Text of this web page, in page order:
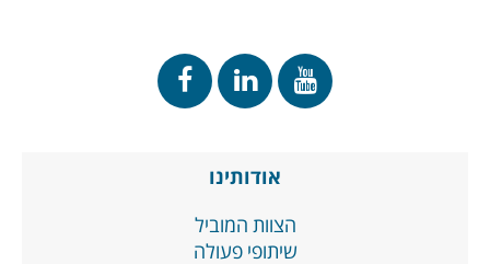
אודותינו
הצוות המוביל
שיתופי פעולה